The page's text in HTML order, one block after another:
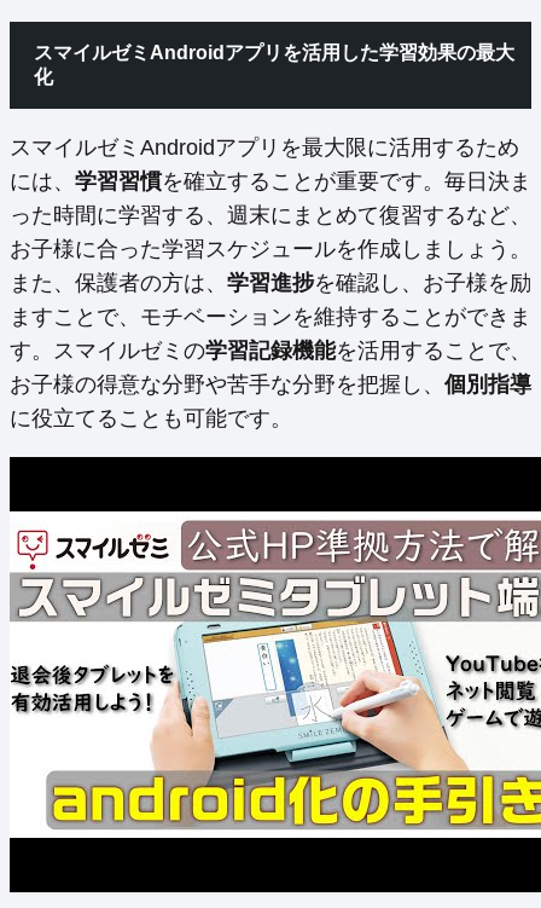
スマイルゼミAndroidアプリを活用した学習効果の最大
化
スマイルゼミAndroidアプリを最大限に活用するため
には、 学習習慣を確立することが重要です。毎日決ま
った時間に学習する、週末にまとめて復習するなど、
お子様に合った学習スケジュールを作成しましょう。
また、保護者の方は、 学習進捗を確認し、お子様を励
ますことで、モチベーションを維持することができま
す。スマイルゼミの学習記録機能を活用することで、
お子様の得意な分野や苦手な分野を把握し、 個別指導
に役立てることも可能です。